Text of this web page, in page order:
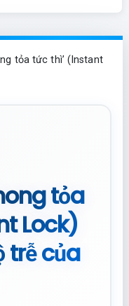
tỏa tức thì’ (Instant
tỏa
Lock)
trễ của